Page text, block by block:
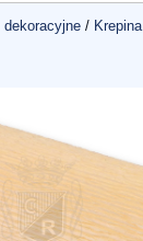
dekoracyjne / Krepina